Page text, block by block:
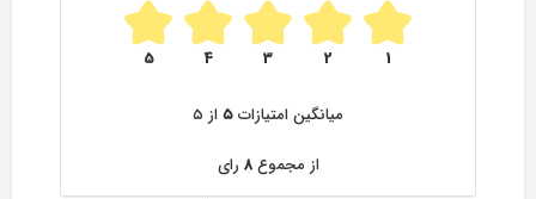
5 4 3 2 1
میانگین امتیازات۵ از ۵
از مجموع۸ رای